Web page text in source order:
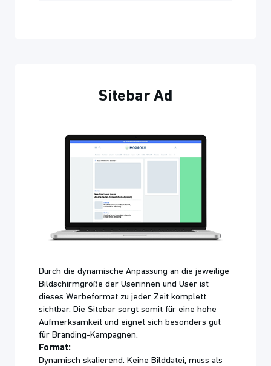
Sitebar Ad
Durch die dynamische Anpassung an die jeweilige
Bildschirmgröße der Userinnen und User ist
dieses Werbeformat zu jeder Zeit komplett
sichtbar. Die Sitebar sorgt somit für eine hohe
Aufmerksamkeit und eignet sich besonders gut
für Branding-Kampagnen.
Format:
Dynamisch skalierend. Keine Bilddatei, muss als